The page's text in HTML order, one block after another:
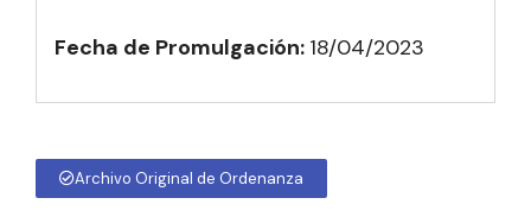
Fecha de Promulgación: 18/04/2023
Archivo Original de Ordenanza